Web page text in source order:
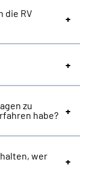
die RV
zu
habe?
wer